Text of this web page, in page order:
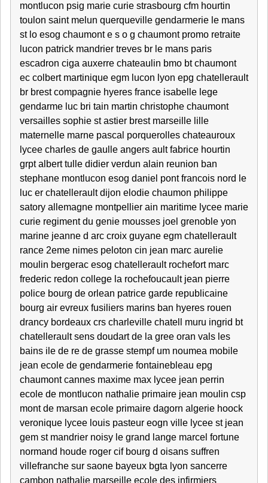
montlucon psig marie curie strasbourg cfm hourtin
toulon saint melun querqueville gendarmerie le mans
st lo esog chaumont e s o g chaumont promo retraite
lucon patrick mandrier treves br le mans paris
escadron ciga auxerre chateaulin bmo bt chaumont
ec colbert martinique egm lucon lyon epg chatellerault
br brest compagnie hyeres france isabelle lege
gendarme luc bri tain martin christophe chaumont
versailles sophie st astier brest marseille lille
maternelle marne pascal porquerolles chateauroux
lycee charles de gaulle angers ault fabrice hourtin
grpt albert tulle didier verdun alain reunion ban
stephane montlucon esog daniel pont francois nord le
luc er chatellerault dijon elodie chaumon philippe
satory allemagne montpellier ain maritime lycee marie
curie regiment du genie mousses joel grenoble yon
marine jeanne d arc croix guyane egm chatellerault
rance 2eme nimes peloton cin jean marc aurelie
moulin bergerac esog chatellerault rochefort marc
frederic redon college la rochefoucault jean pierre
police bourg de orlean patrice garde republicaine
bourg air evreux fusiliers marins ban hyeres rouen
drancy bordeaux crs charleville chatell muru ingrid bt
chatellerault sens doudart de la gree oran vals les
bains ile de re de grasse stempf um noumea mobile
jean ecole de gendarmerie fontainebleau epg
chaumont cannes maxime max lycee jean perrin
ecole de montlucon nathalie primaire jean moulin csp
mont de marsan ecole primaire dagorn algerie hoock
veronique lycee louis pasteur eogn ville lycee st jean
gem st mandrier noisy le grand lange marcel fortune
normand houde roger cif bourg d oisans suffren
villefranche sur saone bayeux bgta lyon sancerre
cambon nathalie marseille ecole des infirmiers